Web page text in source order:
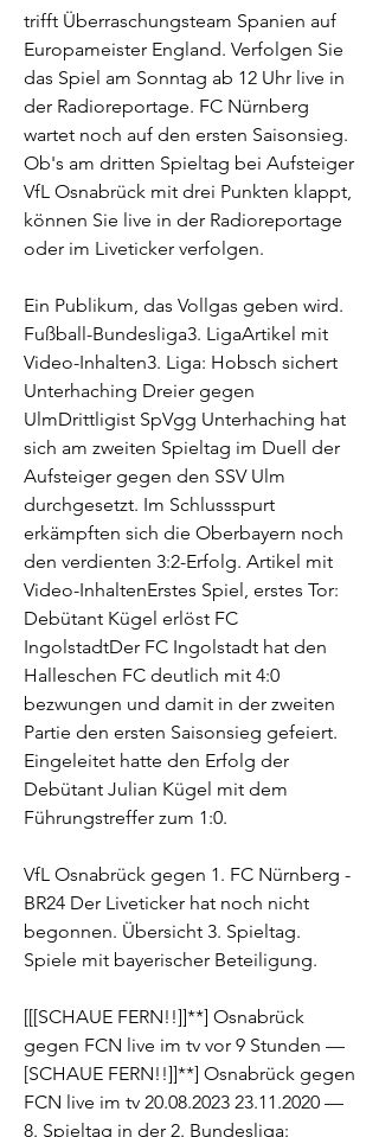
trifft Überraschungsteam Spanien auf
Europameister England. Verfolgen Sie
das Spiel am Sonntag ab 12 Uhr live in
der Radioreportage. FC Nürnberg
wartet noch auf den ersten Saisonsieg.
Ob's am dritten Spieltag bei Aufsteiger
VfL Osnabrück mit drei Punkten klappt,
können Sie live in der Radioreportage
oder im Liveticker verfolgen.
Ein Publikum, das Vollgas geben wird.
Fußball-Bundesliga3. LigaArtikel mit
Video-Inhalten3. Liga: Hobsch sichert
Unterhaching Dreier gegen
UlmDrittligist SpVgg Unterhaching hat
sich am zweiten Spieltag im Duell der
Aufsteiger gegen den SSV Ulm
durchgesetzt. Im Schlussspurt
erkämpften sich die Oberbayern noch
den verdienten 3:2-Erfolg. Artikel mit
Video-InhaltenErstes Spiel, erstes Tor:
Debütant Kügel erlöst FC
IngolstadtDer FC Ingolstadt hat den
Halleschen FC deutlich mit 4:0
bezwungen und damit in der zweiten
Partie den ersten Saisonsieg gefeiert.
Eingeleitet hatte den Erfolg der
Debütant Julian Kügel mit dem
Führungstreffer zum 1:0.
VfL Osnabrück gegen 1. FC Nürnberg -
BR24 Der Liveticker hat noch nicht
begonnen. Übersicht 3. Spieltag.
Spiele mit bayerischer Beteiligung.
[[[SCHAUE FERN!!]]**] Osnabrück
gegen FCN live im tv vor 9 Stunden —
[SCHAUE FERN!!]]**] Osnabrück gegen
FCN live im tv 20.08.2023 23.11.2020 —
8. Spieltag in der 2. Bundesliga: